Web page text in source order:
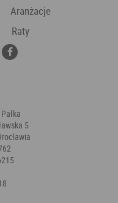
Aranżacje
Raty
5